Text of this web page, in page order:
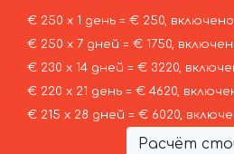
€ 250 х 1 день = € 250, включено
€ 250 х 7 дней = € 1750,
€ 230 х 14 дней = € 3220,
€ 220 х 21 день = € 4620,
€ 215 х 28 дней = € 6020,
Расчёт